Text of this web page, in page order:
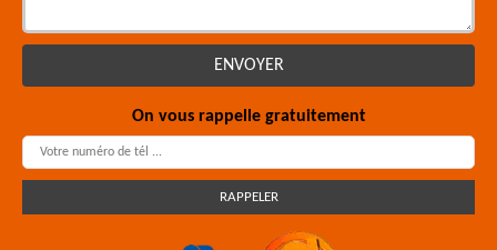
On vous rappelle gratuitement